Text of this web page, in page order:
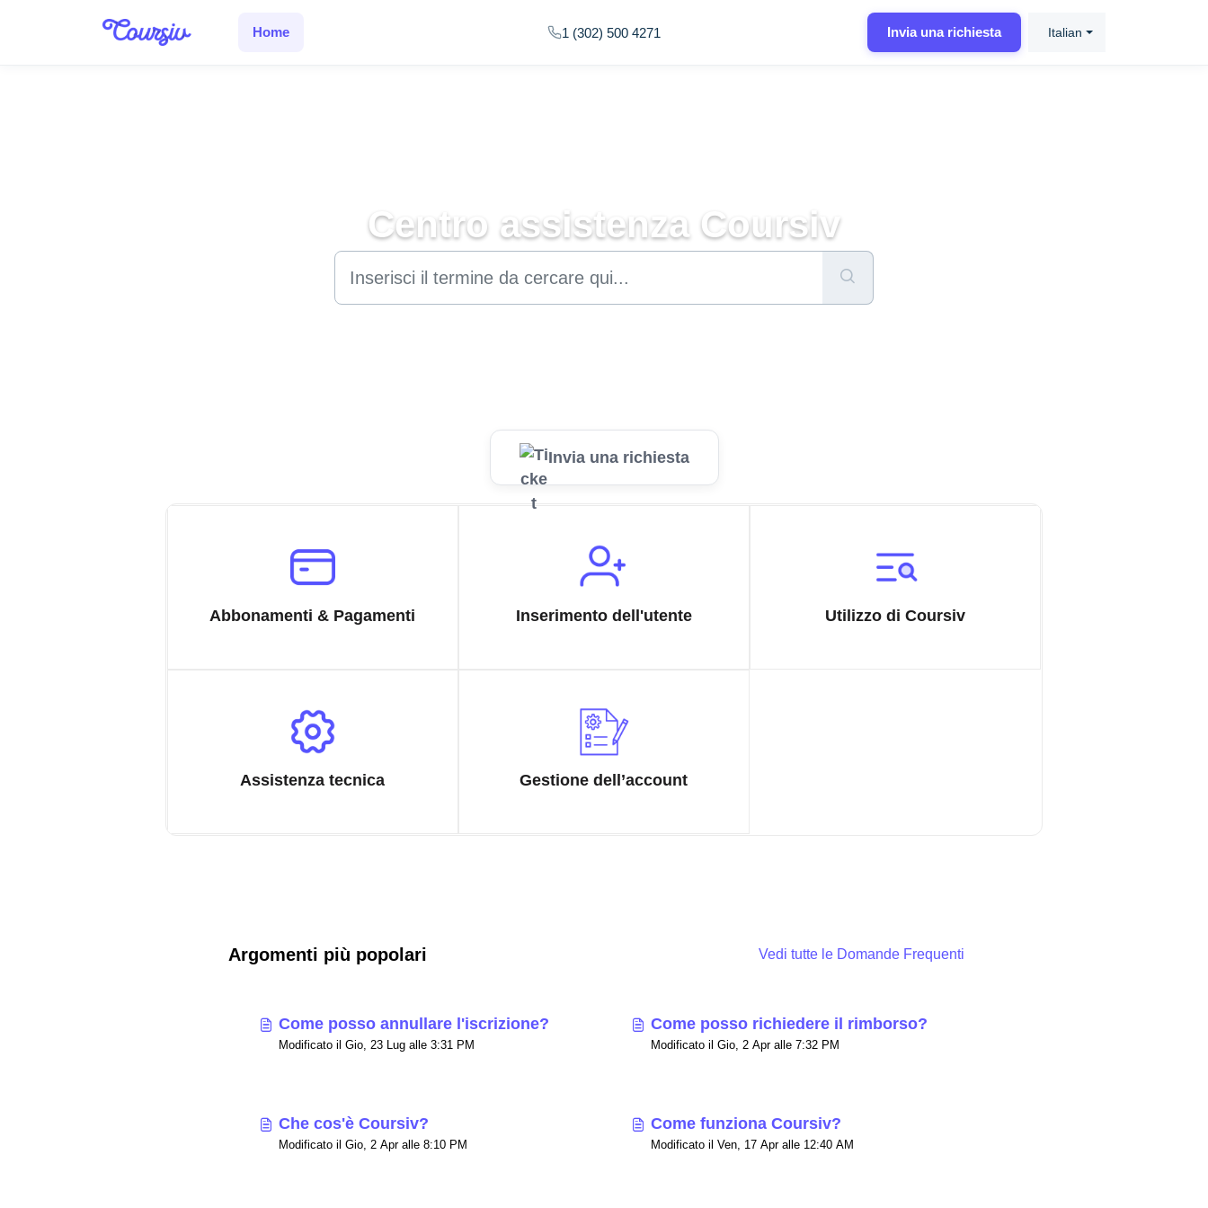
Home
Invia una richiesta
1 (302) 500 4271 Italian
Centro assistenza Coursiv
Invia una richiesta
Abbonamenti & Pagamenti Inserimento dell'utente Utilizzo di Coursiv
Assistenza tecnica Gestione dell’account
Argomenti più popolari Vedi tutte le Domande Frequenti
Come posso annullare l'iscrizione?
Modificato il Gio, 23 Lug alle 3:31 PM
Come posso richiedere il rimborso?
Modificato il Gio, 2 Apr alle 7:32 PM
Che cos'è Coursiv?
Modificato il Gio, 2 Apr alle 8:10 PM
Come funziona Coursiv?
Modificato il Ven, 17 Apr alle 12:40 AM